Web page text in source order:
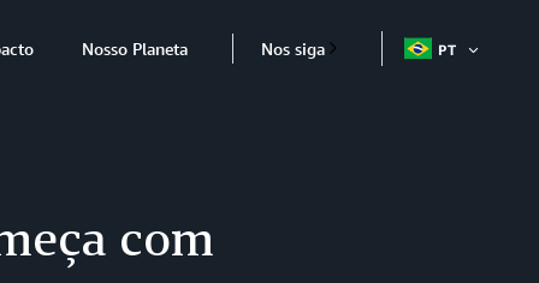
Nosso Planeta Nos siga PT
com